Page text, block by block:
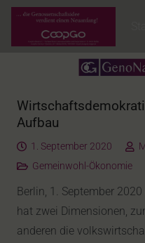
Aufbau
1. September 2020
Gemeinwohl-Ökonomie
Berlin, 1. September
hat zwei Dimensionen,
anderen die